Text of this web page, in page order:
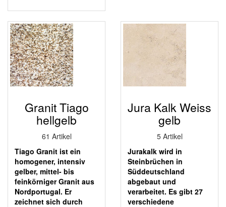
Granit Tiago
hellgelb
61 Artikel
Tiago Granit ist ein
homogener, intensiv
gelber, mittel- bis
feinkörniger Granit aus
Nordportugal. Er
zeichnet sich durch
Jura Kalk Weiss
gelb
5 Artikel
Jurakalk wird in
Steinbrüchen in
Süddeutschland
abgebaut und
verarbeitet. Es gibt 27
verschiedene